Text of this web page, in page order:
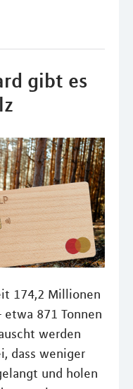
gibt es
174,2 Millionen
871 Tonnen
werden
dass weniger
und holen